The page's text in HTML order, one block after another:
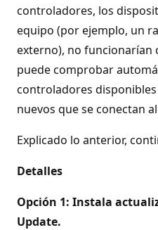
controladores, los
equipo (por ejemplo, un
externo), no funcionarían
puede comprobar
controladores
nuevos que se conectan
Explicado lo anterior,
Detalles
Opción 1: Instala
Update.